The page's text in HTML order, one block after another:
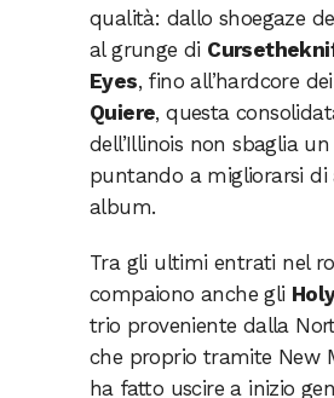
qualità: dallo shoegaze
al grunge di
Eyes, fino all’hardcore
Quiere, questa
dell’Illinois non sbaglia
puntando a migliorarsi di
album.
Tra gli ultimi entrati nel
compaiono anche gli
trio proveniente dalla
che proprio tramite New
ha fatto uscire a inizio